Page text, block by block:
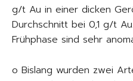
g/t Au in einer dicken
Durchschnitt bei 0,1 g/t
Frühphase sind sehr
o Bislang wurden zwei